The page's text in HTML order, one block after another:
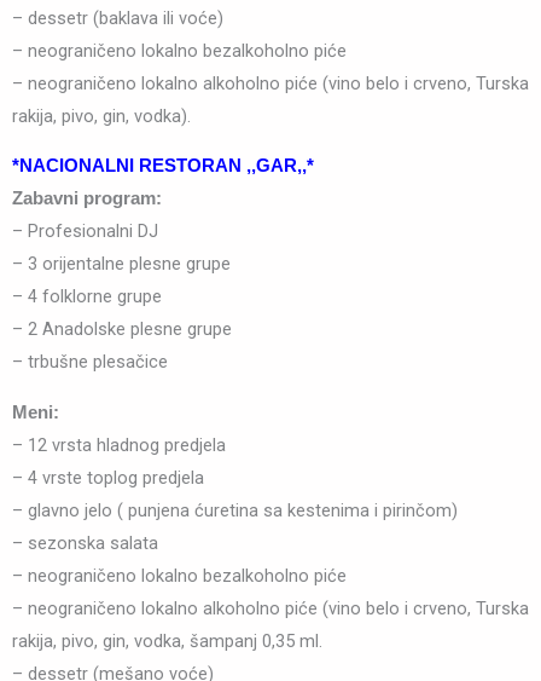
– dessetr (baklava ili voće)
– neograničeno lokalno bezalkoholno piće
– neograničeno lokalno alkoholno piće (vino belo i crveno, Turska
rakija, pivo, gin, vodka).
*NACIONALNI RESTORAN ,,GAR,,*
Zabavni program:
– Profesionalni DJ
– 3 orijentalne plesne grupe
– 4 folklorne grupe
– 2 Anadolske plesne grupe
– trbušne plesačice
Meni:
– 12 vrsta hladnog predjela
– 4 vrste toplog predjela
– glavno jelo ( punjena ćuretina sa kestenima i pirinčom)
– sezonska salata
– neograničeno lokalno bezalkoholno piće
– neograničeno lokalno alkoholno piće (vino belo i crveno, Turska
rakija, pivo, gin, vodka, šampanj 0,35 ml.
– dessetr (mešano voće)